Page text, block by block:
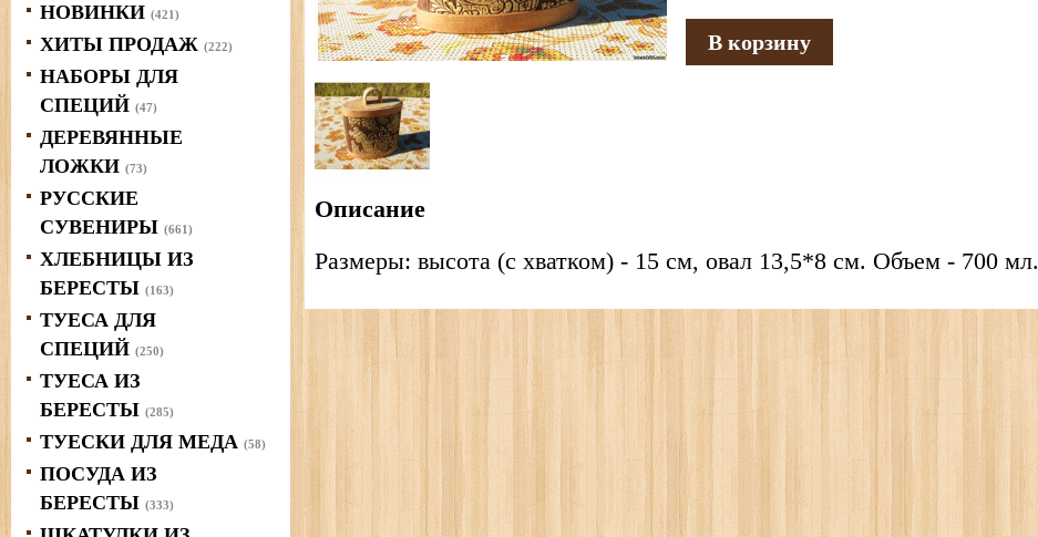
В корзину
Описание
Размеры: высота (с хватком) - 15 см, овал 13,5*8 см. Объем - 700 мл.
НОВИНКИ (421)
ХИТЫ ПРОДАЖ (222)
НАБОРЫ ДЛЯ
СПЕЦИЙ (47)
ДЕРЕВЯННЫЕ
ЛОЖКИ (73)
РУССКИЕ
СУВЕНИРЫ (661)
ХЛЕБНИЦЫ ИЗ
БЕРЕСТЫ (163)
ТУЕСА ДЛЯ
СПЕЦИЙ (250)
ТУЕСА ИЗ
БЕРЕСТЫ (285)
ТУЕСКИ ДЛЯ МЕДА (58)
ПОСУДА ИЗ
БЕРЕСТЫ (333)